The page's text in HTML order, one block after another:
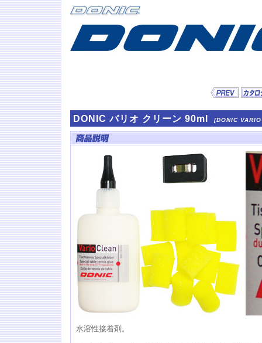
DONIC バリオ クリーン 90ml [DONIC
水溶性接着剤。